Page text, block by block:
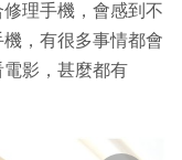
理手機，會感到不
，有很多事情都會
影，甚麼都有